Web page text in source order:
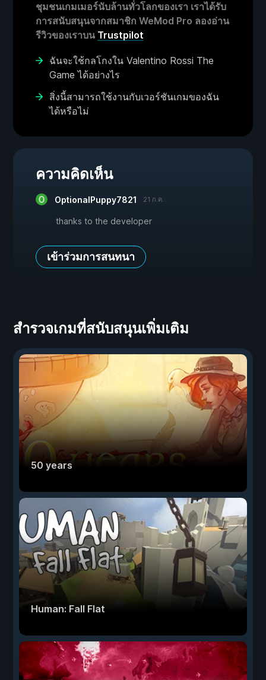
ชุมชนเกมเมอร์นับล้านทั่วโลกของเรา เราได้รับ
การสนับสนุนจากสมาชิก WeMod Pro ลองอ่าน
รีวิวของเราบน Trustpilot
ฉันจะใช้กลโกงใน Valentino Rossi The
Game ได้อย่างไร
สิ่งนี้สามารถใช้งานกับเวอร์ชันเกมของฉัน
ได้หรือไม่
ความคิดเห็น
OptionalPuppy7821 21 ก.ค.
thanks to the developer
เข้าร่วมการสนทนา
สำรวจเกมที่สนับสนุนเพิ่มเติม
50 years
Human: Fall Flat